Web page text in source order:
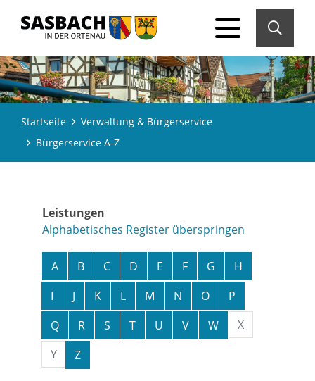
Startseite
Verwaltung & Bürgerservice
Bürgerservice A-Z
Leistungen
Alphabetisches Register überspringen
A B C D E F G
H
I
J K L M N O
P
Q
R S T U V W
X
Y
Z